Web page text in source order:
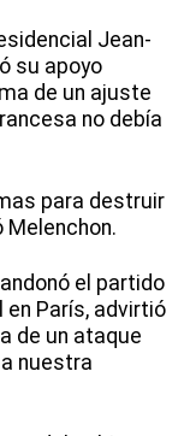
Jean-
su apoyo
de un ajuste
no debía
para destruir
Melenchon.
el partido
en París, advirtió
de un ataque
nuestra